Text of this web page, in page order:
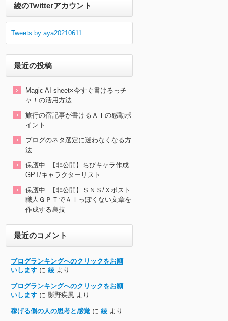
綾のTwitterアカウント
Tweets by aya20210611
最近の投稿
Magic AI sheet×今すぐ書けるっチ
ャ！の活用方法
旅行の宿記事が書けるＡＩの感動ポ
イント
ブログのネタ選定に迷わなくなる方
法
保護中: 【非公開】ちびキャラ作成
GPT/キャラクターリスト
保護中: 【非公開】ＳＮＳ/Ｘポスト
職人ＧＰＴでＡＩっぽくない文章を
作成する裏技
最近のコメント
ブログランキングへのクリックをお願
いします に 綾 より
ブログランキングへのクリックをお願
いします に 影野疾風 より
稼げる側の人の思考と感覚 に 綾 より